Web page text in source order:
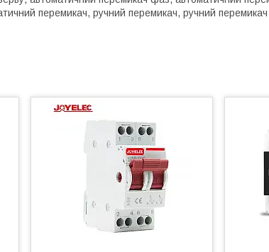
перемикач, ручний перемикач, ручний перемикач